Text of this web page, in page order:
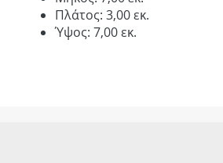
Πλάτος: 3,00 εκ.
Ύψος: 7,00 εκ.